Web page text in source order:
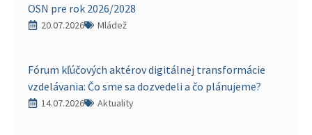
OSN pre rok 2026/2028
20.07.2026 Mládež
Fórum kľúčových aktérov digitálnej transformácie
vzdelávania: Čo sme sa dozvedeli a čo plánujeme?
14.07.2026 Aktuality